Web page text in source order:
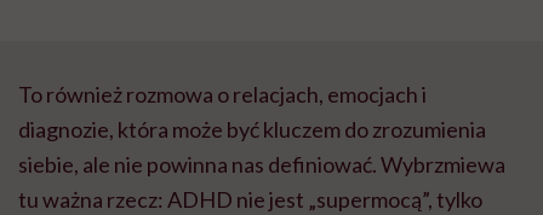
To również rozmowa o relacjach, emocjach i
diagnozie, która może być kluczem do zrozumienia
siebie, ale nie powinna nas definiować. Wybrzmiewa
tu ważna rzecz: ADHD nie jest „supermocą”, tylko